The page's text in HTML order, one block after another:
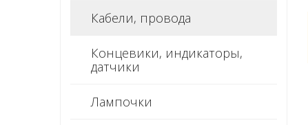
Кабели, провода
Концевики, индикаторы,
датчики
Лампочки